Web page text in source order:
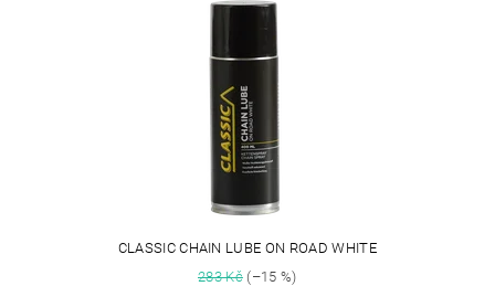
CLASSIC CHAIN LUBE ON ROAD WHITE
283 Kč(–15 %)